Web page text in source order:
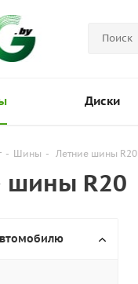
Диски
- Шины - Летние шины R20
шины R20